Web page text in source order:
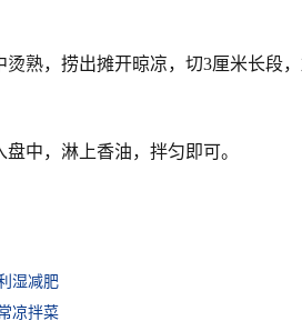
烫熟，捞出摊开晾凉，切3厘米长段
中，淋上香油，拌匀即可。
湿减肥
凉拌菜